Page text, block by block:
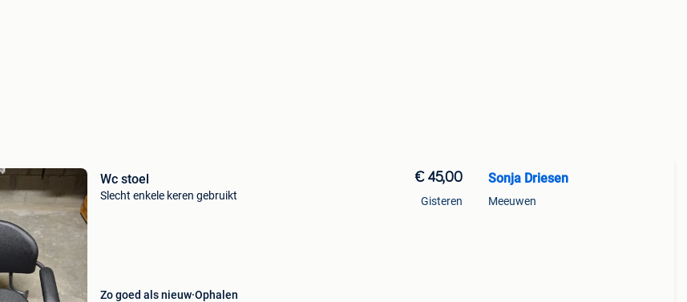
Wc stoel
Slecht enkele keren gebruikt
Zo goed als nieuw Ophalen
€ 45,00
Gisteren
Sonja Driesen
Meeuwen